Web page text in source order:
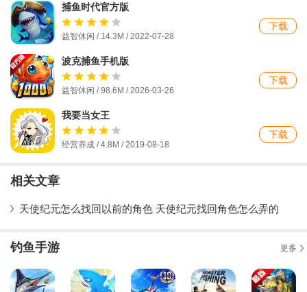
捕鱼时代官方版
益智休闲 / 14.3M / 2022-07-28
下载
波克捕鱼手机版
益智休闲 / 98.6M / 2026-03-26
下载
我要当女王
经营养成 / 4.8M / 2019-08-18
下载
相关文章
天使纪元怎么找回以前的角色 天使纪元找回角色怎么弄的
钓鱼手游 更多